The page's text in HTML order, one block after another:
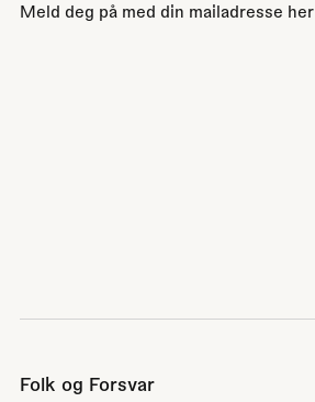
Meld deg på med din mailadresse her
Folk og Forsvar